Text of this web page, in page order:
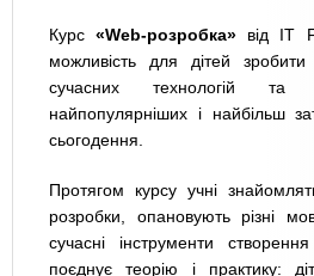
Курс«Web-розробка» від IT
можливість для дітей
сучасних технологій
найпопулярніших і найбільш
сьогодення.
Протягом курсу учні
розробки, опановують різні
сучасні інструменти
поєднує теорію і практику: